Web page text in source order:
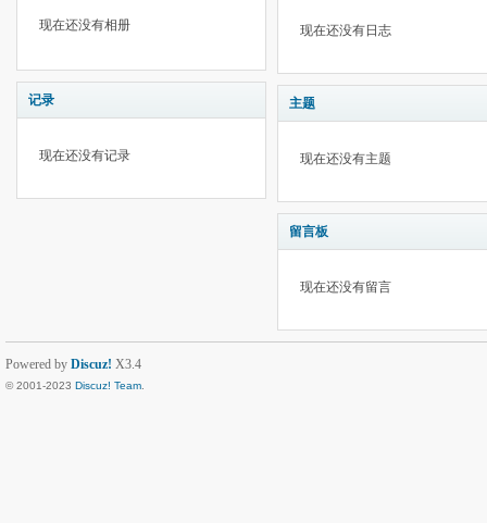
现在还没有相册
记录
现在还没有记录
现在还没有日志
主题
现在还没有主题
留言板
现在还没有留言
Powered by Discuz! X3.4
© 2001-2023 Discuz! Team